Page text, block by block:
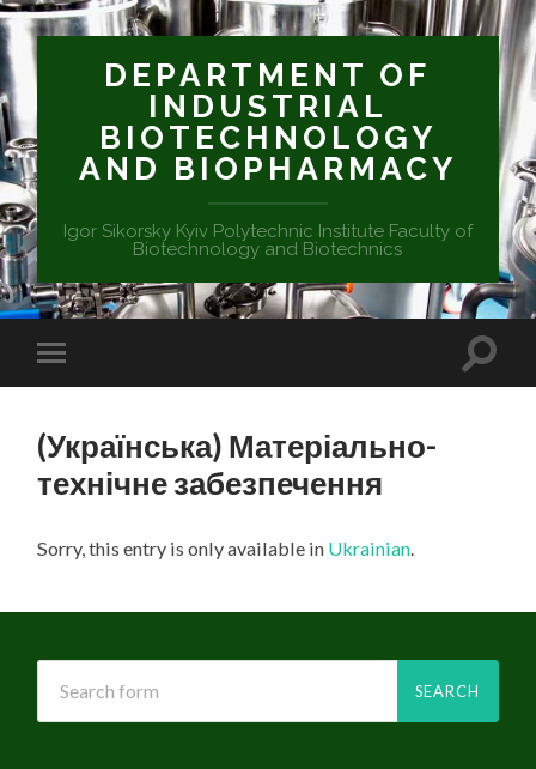
DEPARTMENT OF
INDUSTRIAL
BIOTECHNOLOGY
AND BIOPHARMACY
Igor Sikorsky Kyiv Polytechnic Institute Faculty of
Biotechnology and Biotechnics
(Українська) Матеріально-
технічне забезпечення
Sorry, this entry is only available in Ukrainian